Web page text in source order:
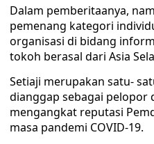
Dalam pemberitaanya,
pemenang kategori
organisasi di bidang
tokoh berasal dari Asia
Setiaji merupakan satu-
dianggap sebagai pelopor
mengangkat reputasi
masa pandemi COVID-19.